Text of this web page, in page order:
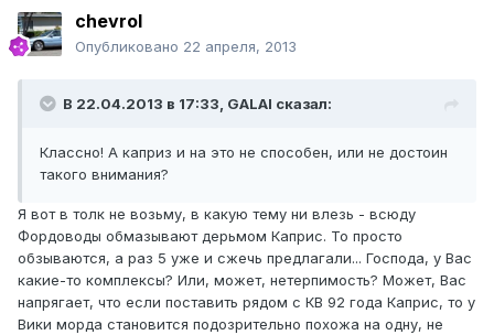
chevrol
Опубликовано 22 апреля, 2013
В 22.04.2013 в 17:33, GALAI сказал:
Классно! А каприз и на это не способен, или не достоин
такого внимания?
Я вот в толк не возьму, в какую тему ни влезь - всюду
Фордоводы обмазывают дерьмом Каприс. То просто
обзываются, а раз 5 уже и сжечь предлагали... Господа, у Вас
какие-то комплексы? Или, может, нетерпимость? Может, Вас
напрягает, что если поставить рядом с КВ 92 года Каприс, то у
Вики морда становится подозрительно похожа на одну, не